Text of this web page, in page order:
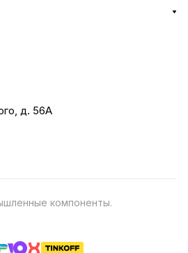
д. 56А
компоненты.